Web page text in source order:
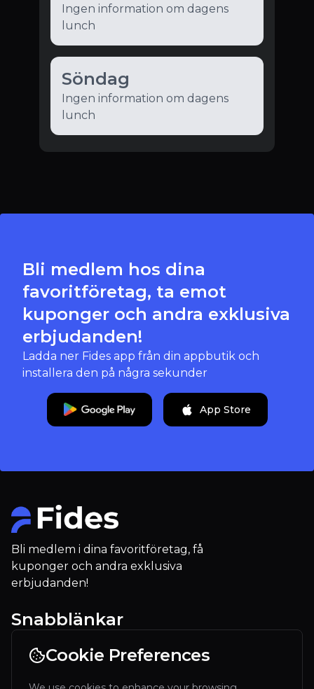
Cookie Preferences
Ingen information om dagens
lunch
Söndag
Ingen information om dagens
lunch
Bli medlem hos dina
favoritföretag, ta emot
kuponger och andra exklusiva
erbjudanden!
Ladda ner Fides app från din appbutik och
installera den på några sekunder
App Store
Bli medlem i dina favoritföretag, få
kuponger och andra exklusiva
erbjudanden!
Snabblänkar
Vårt företag